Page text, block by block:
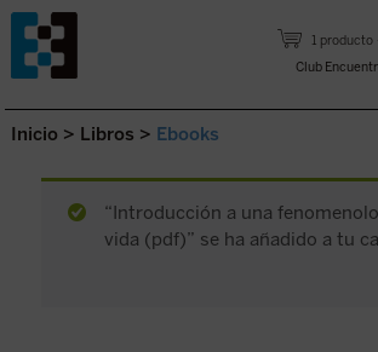
1 producto
Club
Saltar al contenido.
Inicio > Libros > Ebooks
“Introducción a una
vida (pdf)” se ha añadido a tu